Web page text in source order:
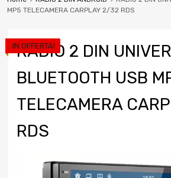
MP5 TELECAMERA CARPLAY 2/32 RDS
RADIO 2 DIN
BLUETOOTH USB
TELECAMERA
RDS
IN OFFERTA!